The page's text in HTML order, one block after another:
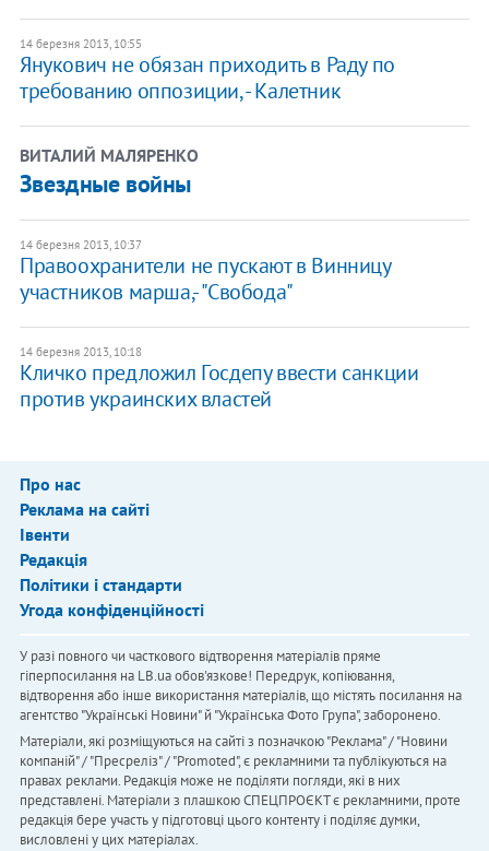
14 березня 2013, 10:55
Янукович не обязан приходить в Раду по
требованию оппозиции, - Калетник
ВИТАЛИЙ МАЛЯРЕНКО
Звездные войны
14 березня 2013, 10:37
Правоохранители не пускают в Винницу
участников марша,- "Свобода"
14 березня 2013, 10:18
Кличко предложил Госдепу ввести санкции
против украинских властей
Про нас
Реклама на сайті
Івенти
Редакція
Політики і стандарти
Угода конфіденційності
У разі повного чи часткового відтворення матеріалів пряме
гіперпосилання на LB.ua обов'язкове! Передрук, копіювання,
відтворення або інше використання матеріалів, що містять посилання на
агентство "Українськi Новини" й "Українська Фото Група", заборонено.
Матеріали, які розміщуються на сайті з позначкою "Реклама" / "Новини
компаній" / "Пресреліз" / "Promoted", є рекламними та публікуються на
правах реклами. Редакція може не поділяти погляди, які в них
представлені. Матеріали з плашкою СПЕЦПРОЄКТ є рекламними, проте
редакція бере участь у підготовці цього контенту і поділяє думки,
висловлені у цих матеріалах.